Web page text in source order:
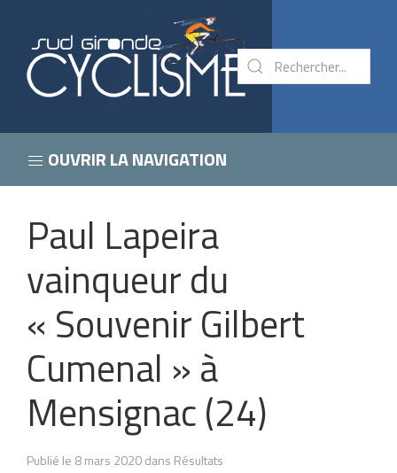
OUVRIR LA NAVIGATION
Paul Lapeira
vainqueur du
« Souvenir Gilbert
Cumenal » à
Mensignac (24)
Publié le 8 mars 2020 dans Résultats